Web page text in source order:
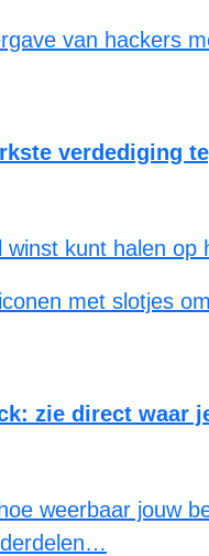
verdediging
kunt halen op
zie direct waar
weerbaar jouw